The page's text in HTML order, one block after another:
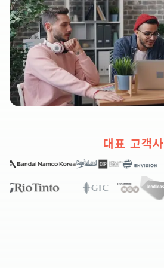
대표 고객사